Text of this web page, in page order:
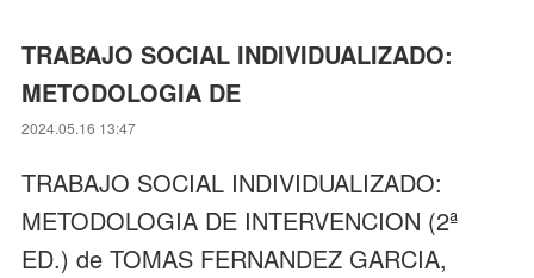
TRABAJO SOCIAL INDIVIDUALIZADO:
METODOLOGIA DE
2024.05.16 13:47
TRABAJO SOCIAL INDIVIDUALIZADO:
METODOLOGIA DE INTERVENCION (2ª
ED.) de TOMAS FERNANDEZ GARCIA,